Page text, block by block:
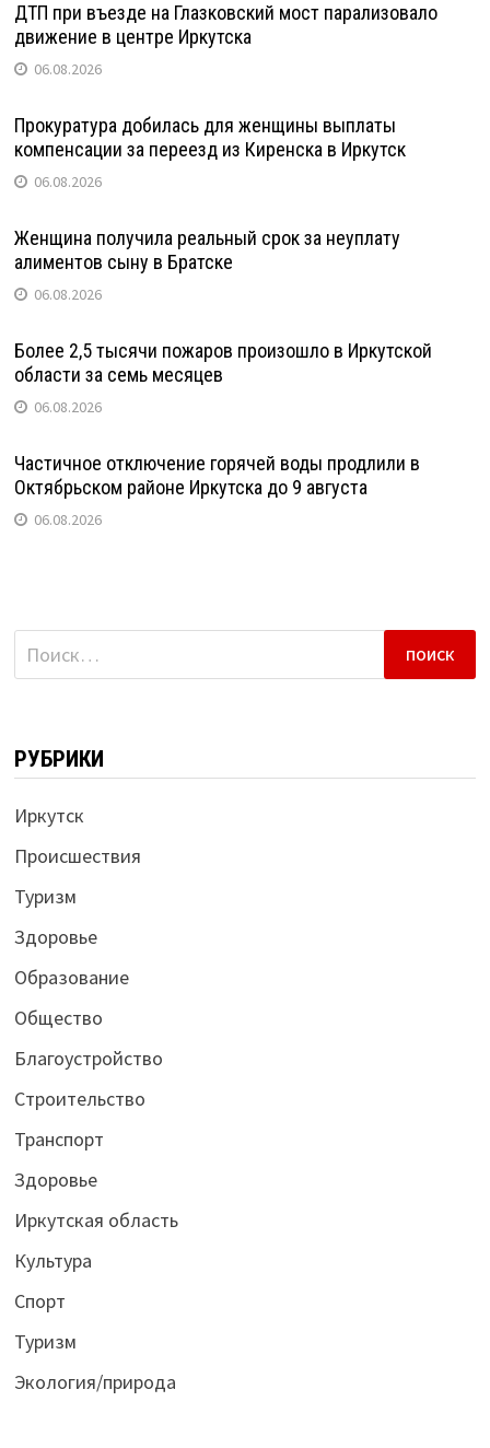
ДТП при въезде на Глазковский мост парализовало
движение в центре Иркутска
06.08.2026
Прокуратура добилась для женщины выплаты
компенсации за переезд из Киренска в Иркутск
06.08.2026
Женщина получила реальный срок за неуплату
алиментов сыну в Братске
06.08.2026
Более 2,5 тысячи пожаров произошло в Иркутской
области за семь месяцев
06.08.2026
Частичное отключение горячей воды продлили в
Октябрьском районе Иркутска до 9 августа
06.08.2026
Найти:
РУБРИКИ
Иркутск
Происшествия
Туризм
Здоровье
Образование
Общество
Благоустройство
Строительство
Транспорт
Здоровье
Иркутская область
Культура
Спорт
Туризм
Экология/природа